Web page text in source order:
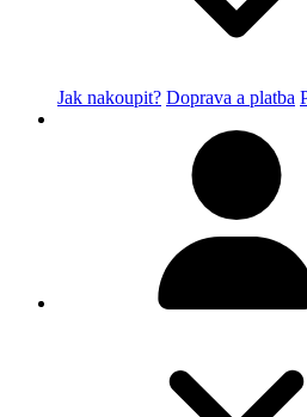
Jak nakoupit? Doprava a platba